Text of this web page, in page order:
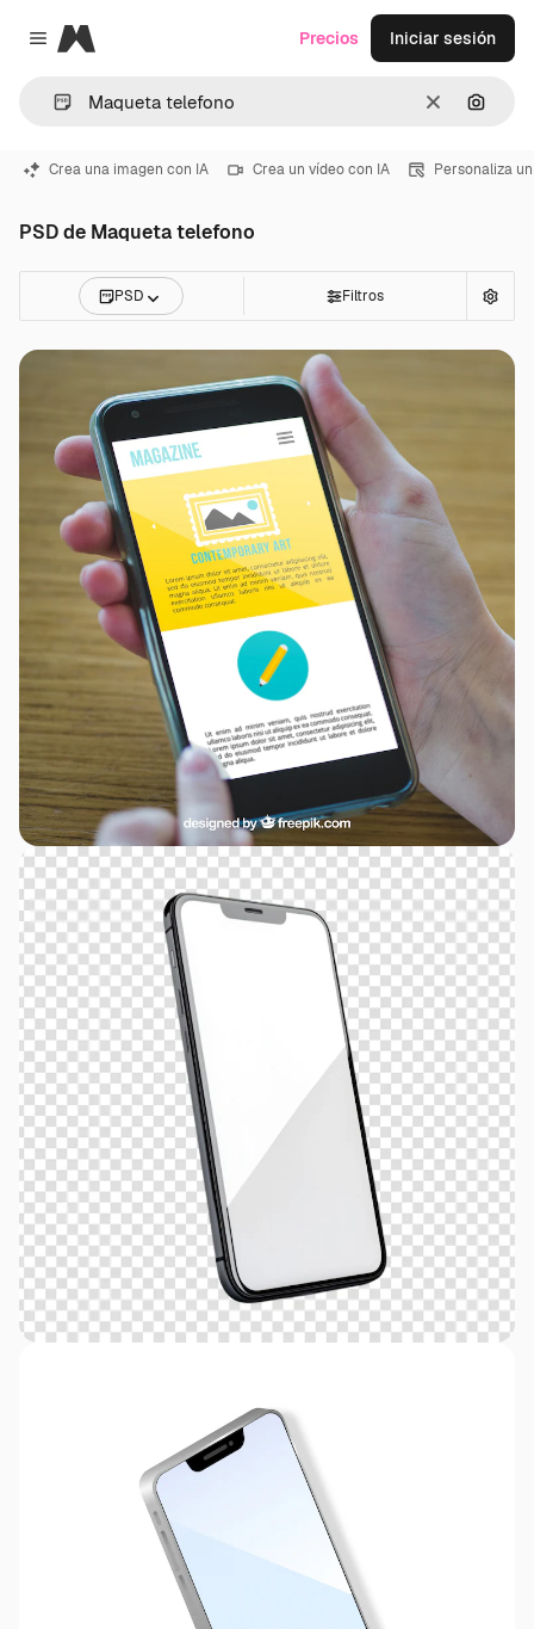
Close menu
Magnific
Borrar
Precios Iniciar sesión
Crea una imagen con IA Crea un vídeo con IA Personaliza
PSD de Maqueta telefono
PSD Filtros